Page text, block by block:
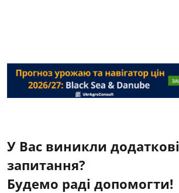
У Вас виникли додаткові
запитання?
Будемо раді допомогти!